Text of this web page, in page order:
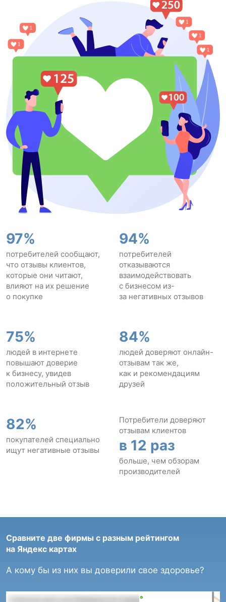
97%
потребителей сообщают,
что отзывы клиентов,
которые они читают,
влияют на их решение
о покупке
75%
людей в интернете
повышают доверие
к бизнесу, увидев
положительный отзыв
82%
покупателей специально
ищут негативные отзывы
94%
потребителей
отказываются
взаимодействовать
с бизнесом из-
за негативных отзывов
84%
людей доверяют онлайн-
отзывам так же,
как и рекомендациям
друзей
Потребители доверяют
отзывам клиентов
в 12 раз
больше, чем обзорам
производителей
Сравните две фирмы с разным рейтингом
на Яндекс картах
А кому бы из них вы доверили свое здоровье?